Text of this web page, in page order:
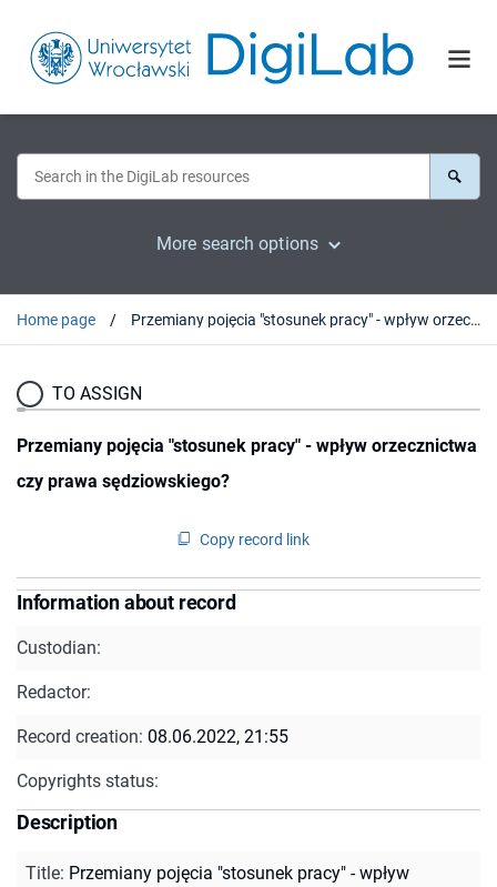
More search options
Home page Przemiany pojęcia "stosunek pracy" - wpływ orzecznictwa czy prawa sędziowskiego?
TO ASSIGN
Przemiany pojęcia "stosunek pracy" - wpływ orzecznictwa
czy prawa sędziowskiego?
Copy record link
Information about record
Custodian:
Redactor:
Record creation: 08.06.2022, 21:55
Copyrights status:
Description
Title: Przemiany pojęcia "stosunek pracy" - wpływ